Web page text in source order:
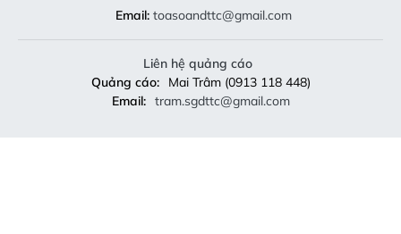
Email: toasoandttc@gmail.com
Liên hệ quảng cáo
Quảng cáo:
Mai Trâm (0913 118 448)
Email: tram.sgdttc@gmail.com